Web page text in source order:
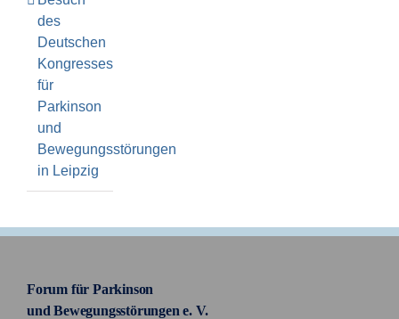
des
Deutschen
Kongresses
für
Parkinson
und
Bewegungsstörungen
in Leipzig
Forum für Parkinson
und Bewegungsstörungen e. V.